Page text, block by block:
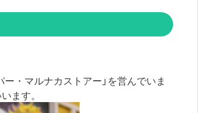
・マルナカストアー」を営んでいま
ます。